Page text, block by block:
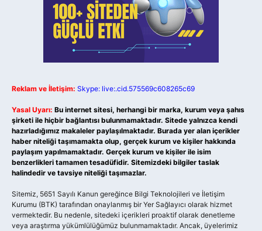
Reklam ve İletişim: Skype: live:.cid.575569c608265c69
Yasal Uyarı: Bu internet sitesi, herhangi bir marka, kurum veya şahıs
şirketi ile hiçbir bağlantısı bulunmamaktadır. Sitede yalnızca kendi
hazırladığımız makaleler paylaşılmaktadır. Burada yer alan içerikler
haber niteliği taşımamakta olup, gerçek kurum ve kişiler hakkında
paylaşım yapılmamaktadır. Gerçek kurum ve kişiler ile isim
benzerlikleri tamamen tesadüfidir. Sitemizdeki bilgiler taslak
halindedir ve tavsiye niteliği taşımazlar.
Sitemiz, 5651 Sayılı Kanun gereğince Bilgi Teknolojileri ve İletişim
Kurumu (BTK) tarafından onaylanmış bir Yer Sağlayıcı olarak hizmet
vermektedir. Bu nedenle, sitedeki içerikleri proaktif olarak denetleme
veya araştırma yükümlülüğümüz bulunmamaktadır. Ancak, üyelerimiz